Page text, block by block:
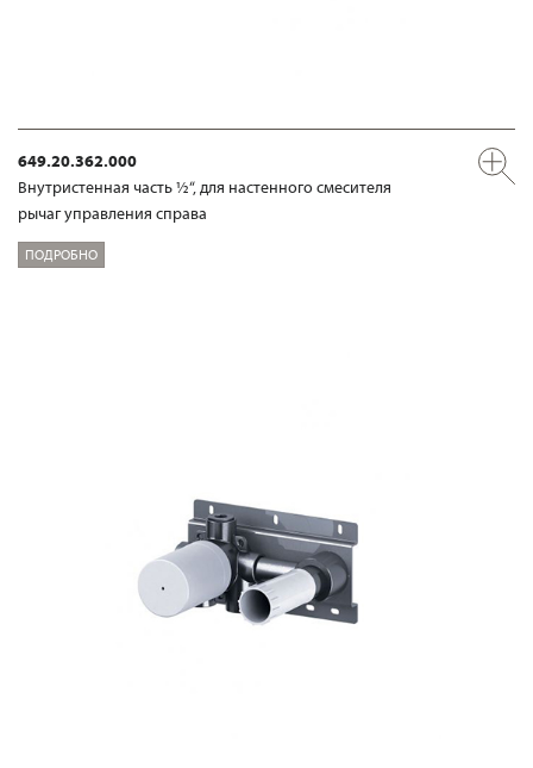
649.20.362.000
Внутристенная часть ½“, для настенного смесителя
рычаг управления справа
ПОДРОБНО